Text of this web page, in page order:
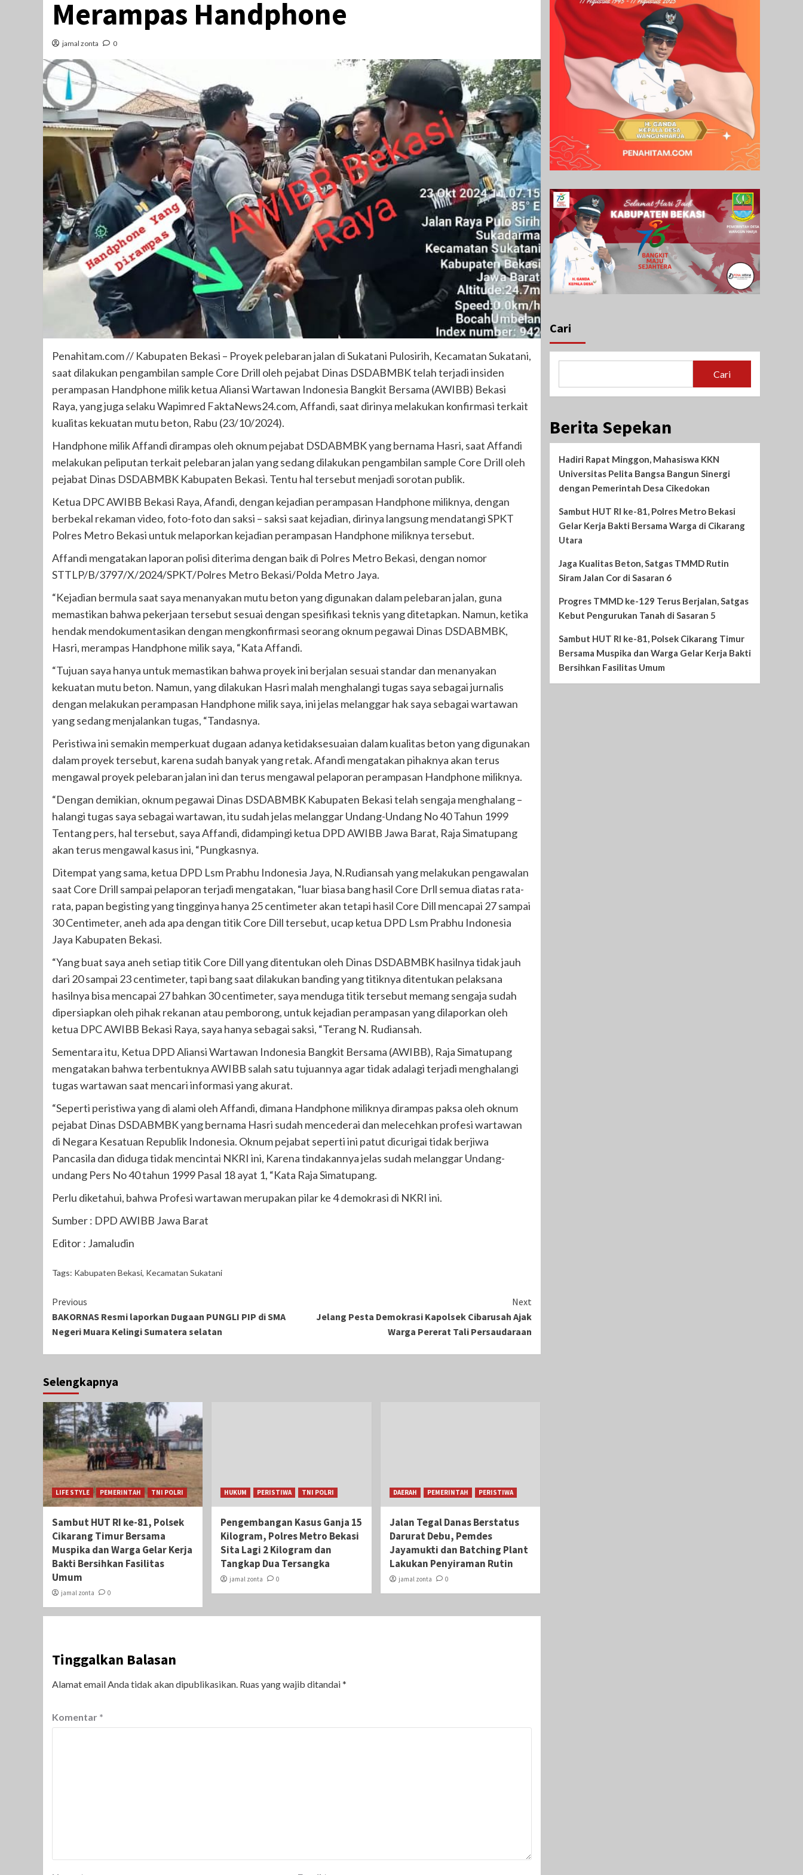
Merampas Handphone
jamal zonta 0
Penahitam.com // Kabupaten Bekasi – Proyek pelebaran jalan di Sukatani Pulosirih, Kecamatan Sukatani,
saat dilakukan pengambilan sample Core Drill oleh pejabat Dinas DSDABMBK telah terjadi insiden
perampasan Handphone milik ketua Aliansi Wartawan Indonesia Bangkit Bersama (AWIBB) Bekasi
Raya, yang juga selaku Wapimred FaktaNews24.com, Affandi, saat dirinya melakukan konfirmasi terkait
kualitas kekuatan mutu beton, Rabu (23/10/2024).
Handphone milik Affandi dirampas oleh oknum pejabat DSDABMBK yang bernama Hasri, saat Affandi
melakukan peliputan terkait pelebaran jalan yang sedang dilakukan pengambilan sample Core Drill oleh
pejabat Dinas DSDABMBK Kabupaten Bekasi. Tentu hal tersebut menjadi sorotan publik.
Ketua DPC AWIBB Bekasi Raya, Afandi, dengan kejadian perampasan Handphone miliknya, dengan
berbekal rekaman video, foto-foto dan saksi – saksi saat kejadian, dirinya langsung mendatangi SPKT
Polres Metro Bekasi untuk melaporkan kejadian perampasan Handphone miliknya tersebut.
Affandi mengatakan laporan polisi diterima dengan baik di Polres Metro Bekasi, dengan nomor
STTLP/B/3797/X/2024/SPKT/Polres Metro Bekasi/Polda Metro Jaya.
“Kejadian bermula saat saya menanyakan mutu beton yang digunakan dalam pelebaran jalan, guna
memastikan bahwa pekerjaan tersebut sesuai dengan spesifikasi teknis yang ditetapkan. Namun, ketika
hendak mendokumentasikan dengan mengkonfirmasi seorang oknum pegawai Dinas DSDABMBK,
Hasri, merampas Handphone milik saya, “Kata Affandi.
“Tujuan saya hanya untuk memastikan bahwa proyek ini berjalan sesuai standar dan menanyakan
kekuatan mutu beton. Namun, yang dilakukan Hasri malah menghalangi tugas saya sebagai jurnalis
dengan melakukan perampasan Handphone milik saya, ini jelas melanggar hak saya sebagai wartawan
yang sedang menjalankan tugas, “Tandasnya.
Peristiwa ini semakin memperkuat dugaan adanya ketidaksesuaian dalam kualitas beton yang digunakan
dalam proyek tersebut, karena sudah banyak yang retak. Afandi mengatakan pihaknya akan terus
mengawal proyek pelebaran jalan ini dan terus mengawal pelaporan perampasan Handphone miliknya.
“Dengan demikian, oknum pegawai Dinas DSDABMBK Kabupaten Bekasi telah sengaja menghalang –
halangi tugas saya sebagai wartawan, itu sudah jelas melanggar Undang-Undang No 40 Tahun 1999
Tentang pers, hal tersebut, saya Affandi, didampingi ketua DPD AWIBB Jawa Barat, Raja Simatupang
akan terus mengawal kasus ini, “Pungkasnya.
Ditempat yang sama, ketua DPD Lsm Prabhu Indonesia Jaya, N.Rudiansah yang melakukan pengawalan
saat Core Drill sampai pelaporan terjadi mengatakan, “luar biasa bang hasil Core Drll semua diatas rata-
rata, papan begisting yang tingginya hanya 25 centimeter akan tetapi hasil Core Dill mencapai 27 sampai
30 Centimeter, aneh ada apa dengan titik Core Dill tersebut, ucap ketua DPD Lsm Prabhu Indonesia
Jaya Kabupaten Bekasi.
“Yang buat saya aneh setiap titik Core Dill yang ditentukan oleh Dinas DSDABMBK hasilnya tidak jauh
dari 20 sampai 23 centimeter, tapi bang saat dilakukan banding yang titiknya ditentukan pelaksana
hasilnya bisa mencapai 27 bahkan 30 centimeter, saya menduga titik tersebut memang sengaja sudah
dipersiapkan oleh pihak rekanan atau pemborong, untuk kejadian perampasan yang dilaporkan oleh
ketua DPC AWIBB Bekasi Raya, saya hanya sebagai saksi, “Terang N. Rudiansah.
Sementara itu, Ketua DPD Aliansi Wartawan Indonesia Bangkit Bersama (AWIBB), Raja Simatupang
mengatakan bahwa terbentuknya AWIBB salah satu tujuannya agar tidak adalagi terjadi menghalangi
tugas wartawan saat mencari informasi yang akurat.
“Seperti peristiwa yang di alami oleh Affandi, dimana Handphone miliknya dirampas paksa oleh oknum
pejabat Dinas DSDABMBK yang bernama Hasri sudah mencederai dan melecehkan profesi wartawan
di Negara Kesatuan Republik Indonesia. Oknum pejabat seperti ini patut dicurigai tidak berjiwa
Pancasila dan diduga tidak mencintai NKRI ini, Karena tindakannya jelas sudah melanggar Undang-
undang Pers No 40 tahun 1999 Pasal 18 ayat 1, “Kata Raja Simatupang.
Perlu diketahui, bahwa Profesi wartawan merupakan pilar ke 4 demokrasi di NKRI ini.
Sumber : DPD AWIBB Jawa Barat
Editor : Jamaludin
Tags: Kabupaten Bekasi, Kecamatan Sukatani
Continue
Reading
Previous
BAKORNAS Resmi laporkan Dugaan PUNGLI PIP di SMA
Negeri Muara Kelingi Sumatera selatan
Next
Jelang Pesta Demokrasi Kapolsek Cibarusah Ajak
Warga Pererat Tali Persaudaraan
Selengkapnya
LIFE STYLE PEMERINTAH TNI POLRI
Sambut HUT RI ke-81, Polsek
Cikarang Timur Bersama
Muspika dan Warga Gelar Kerja
Bakti Bersihkan Fasilitas
Umum
jamal zonta 0
HUKUM PERISTIWA TNI POLRI
Pengembangan Kasus Ganja 15
Kilogram, Polres Metro Bekasi
Sita Lagi 2 Kilogram dan
Tangkap Dua Tersangka
jamal zonta 0
DAERAH PEMERINTAH PERISTIWA
Jalan Tegal Danas Berstatus
Darurat Debu, Pemdes
Jayamukti dan Batching Plant
Lakukan Penyiraman Rutin
jamal zonta 0
Tinggalkan Balasan
Alamat email Anda tidak akan dipublikasikan. Ruas yang wajib ditandai*
Komentar *
Cari
Cari
Berita Sepekan
Hadiri Rapat Minggon, Mahasiswa KKN
Universitas Pelita Bangsa Bangun Sinergi
dengan Pemerintah Desa Cikedokan
Sambut HUT RI ke-81, Polres Metro Bekasi
Gelar Kerja Bakti Bersama Warga di Cikarang
Utara
Jaga Kualitas Beton, Satgas TMMD Rutin
Siram Jalan Cor di Sasaran 6
Progres TMMD ke-129 Terus Berjalan, Satgas
Kebut Pengurukan Tanah di Sasaran 5
Sambut HUT RI ke-81, Polsek Cikarang Timur
Bersama Muspika dan Warga Gelar Kerja Bakti
Bersihkan Fasilitas Umum